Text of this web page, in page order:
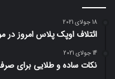
18 جولای 2021
ائتلاف اوپک پلاس امروز در
14 جولای 2021
نکات ساده و طلایی برای